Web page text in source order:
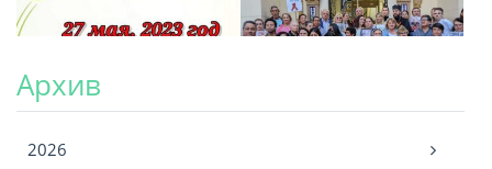
Архив
2026